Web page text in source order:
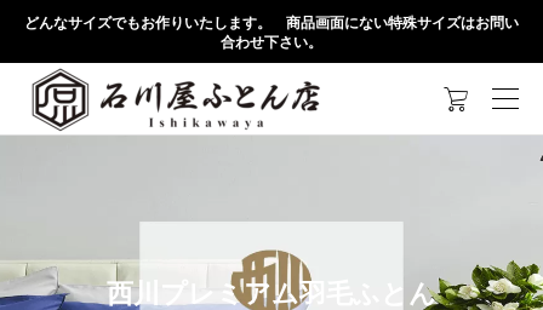
どんなサイズでもお作りいたします。 商品画面にない特殊サイズはお問い
合わせ下さい。

西川プレミアム羽毛ふとん